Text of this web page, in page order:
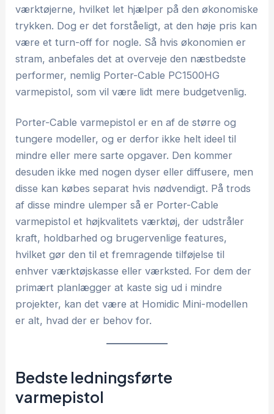
værktøjerne, hvilket let hjælper på den økonomiske
trykken. Dog er det forståeligt, at den høje pris kan
være et turn-off for nogle. Så hvis økonomien er
stram, anbefales det at overveje den næstbedste
performer, nemlig Porter-Cable PC1500HG
varmepistol, som vil være lidt mere budgetvenlig.
Porter-Cable varmepistol er en af de større og
tungere modeller, og er derfor ikke helt ideel til
mindre eller mere sarte opgaver. Den kommer
desuden ikke med nogen dyser eller diffusere, men
disse kan købes separat hvis nødvendigt. På trods
af disse mindre ulemper så er Porter-Cable
varmepistol et højkvalitets værktøj, der udstråler
kraft, holdbarhed og brugervenlige features,
hvilket gør den til et fremragende tilføjelse til
enhver værktøjskasse eller værksted. For dem der
primært planlægger at kaste sig ud i mindre
projekter, kan det være at Homidic Mini-modellen
er alt, hvad der er behov for.
Bedste ledningsførte
varmepistol